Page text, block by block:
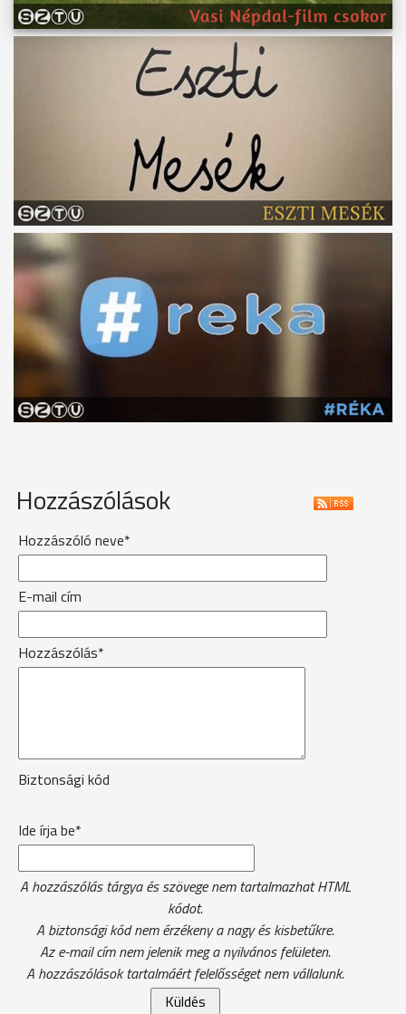
Hozzászólások
Hozzászóló neve*
E-mail cím
Hozzászólás*
Biztonsági kód
Ide írja be*
A hozzászólás tárgya és szövege nem tartalmazhat HTML
kódot.
A biztonsági kód nem érzékeny a nagy és kisbetűkre.
Az e-mail cím nem jelenik meg a nyilvános felületen.
A hozzászólások tartalmáért felelősséget nem vállalunk.